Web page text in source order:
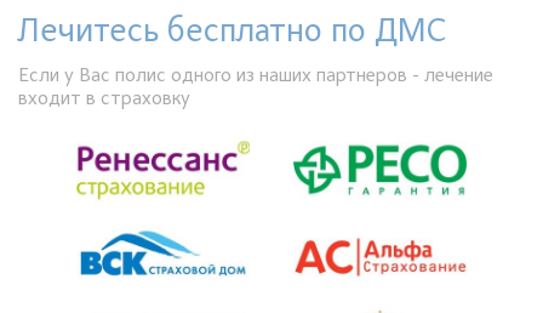
Лечитесь бесплатно по ДМС
Если у Вас полис одного из наших партнеров - лечение
входит в страховку